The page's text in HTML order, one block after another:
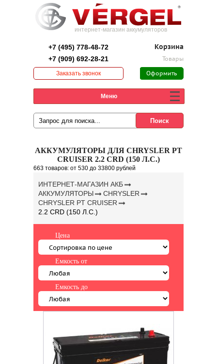
интернет-магазин аккумуляторов
+7 (495) 778-48-72
+7 (909) 692-28-21
Заказать звонок
Корзина
Товары
Оформить
Меню
АККУМУЛЯТОРЫ ДЛЯ CHRYSLER PT
CRUISER 2.2 CRD (150 Л.С.)
663 товаров: от 530 до 33800 рублей
ИНТЕРНЕТ-МАГАЗИН АКБ
АККУМУЛЯТОРЫ
CHRYSLER
CHRYSLER PT CRUISER
2.2 CRD (150 Л.С.)
Цена
Емкость от
Емкость до